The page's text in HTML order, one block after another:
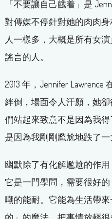
「不要讓自己餓着」是
對傳媒不停針對她的肉肉
人一樣多，大概是所有女
謠言的人。
2013 年，Jennifer
絆倒，場面令人汗顏，她
們站起來致意不是因為我
是因為我剛剛尷尬地跌了一
幽默除了有化解尷尬的作
它是一門學問，需要很好的
嘲的能耐。它能為生活帶